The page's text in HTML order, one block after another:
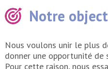
Notre
Nous voulons unir le plus
donner une opportunité de
Pour cette raison, nous